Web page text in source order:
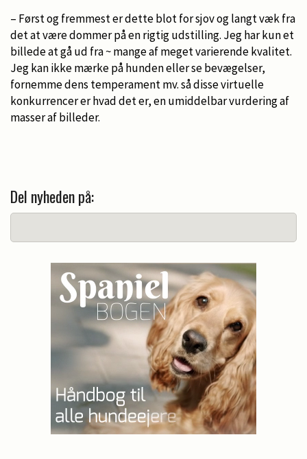
– Først og fremmest er dette blot for sjov og langt væk fra
det at være dommer på en rigtig udstilling. Jeg har kun et
billede at gå ud fra ~ mange af meget varierende kvalitet.
Jeg kan ikke mærke på hunden eller se bevægelser,
fornemme dens temperament mv. så disse virtuelle
konkurrencer er hvad det er, en umiddelbar vurdering af
masser af billeder.
Del nyheden på: